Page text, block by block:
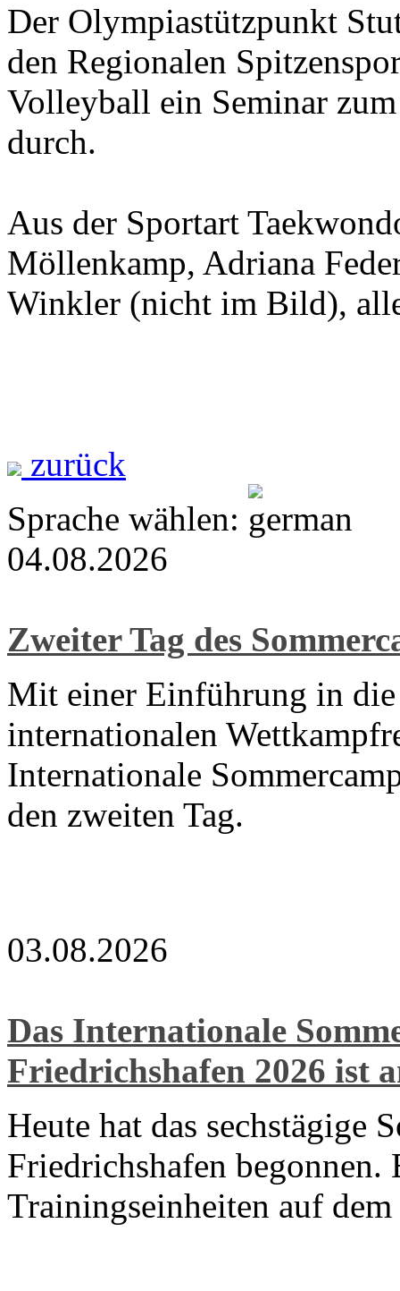
Der Olympiastützpunkt
den Regionalen
Volleyball ein Seminar
durch.
Aus der Sportart
Möllenkamp, Adriana
Winkler (nicht im Bild),
zurück
Sprache wählen:
04.08.2026
Zweiter Tag des
Mit einer Einführung in die
internationalen
Internationale
den zweiten Tag.
03.08.2026
Das Internationale
Friedrichshafen 2026 ist
Heute hat das sechstägige
Friedrichshafen begonnen.
Trainingseinheiten auf